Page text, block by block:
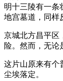
明十三陵有一条
地宫墓道，同样
京城北方昌平区
险。然而，无论
这片山原来有
尘埃落定。